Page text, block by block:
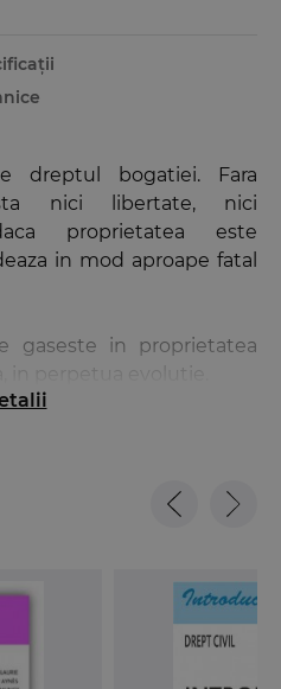
dreptul bogatiei. Fara
nici libertate, nici
proprietatea este
in mod aproape fatal
gaseste in proprietatea